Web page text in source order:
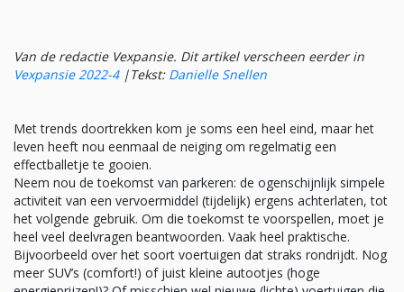
Van de redactie Vexpansie. Dit artikel verscheen eerder in
Vexpansie 2022-4|Tekst: Danielle Snellen
Met trends doortrekken kom je soms een heel eind, maar het
leven heeft nou eenmaal de neiging om regelmatig een
effectballetje te gooien.
Neem nou de toekomst van parkeren: de ogenschijnlijk simpele
activiteit van een vervoermiddel (tijdelijk) ergens achterlaten, tot
het volgende gebruik. Om die toekomst te voorspellen, moet je
heel veel deelvragen beantwoorden. Vaak heel praktische.
Bijvoorbeeld over het soort voertuigen dat straks rondrijdt. Nog
meer SUV’s (comfort!) of juist kleine autootjes (hoge